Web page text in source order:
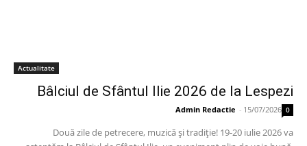
Actualitate
Bâlciul de Sfântul Ilie 2026 de la Lespezi
Admin Redactie - 15/07/2026 0
Două zile de petrecere, muzică și tradiție! 19-20 iulie 2026 va